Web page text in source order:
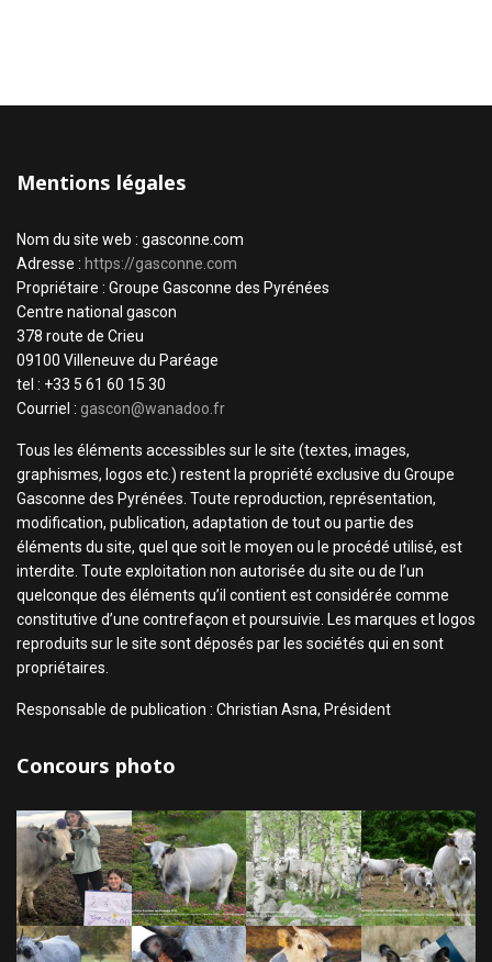
Mentions légales
Nom du site web : gasconne.com
Adresse : https://gasconne.com
Propriétaire : Groupe Gasconne des Pyrénées
Centre national gascon
378 route de Crieu
09100 Villeneuve du Paréage
tel : +33 5 61 60 15 30
Courriel : gascon@wanadoo.fr
Tous les éléments accessibles sur le site (textes, images,
graphismes, logos etc.) restent la propriété exclusive du Groupe
Gasconne des Pyrénées. Toute reproduction, représentation,
modification, publication, adaptation de tout ou partie des
éléments du site, quel que soit le moyen ou le procédé utilisé, est
interdite. Toute exploitation non autorisée du site ou de l’un
quelconque des éléments qu’il contient est considérée comme
constitutive d’une contrefaçon et poursuivie. Les marques et logos
reproduits sur le site sont déposés par les sociétés qui en sont
propriétaires.
Responsable de publication : Christian Asna, Président
Concours photo